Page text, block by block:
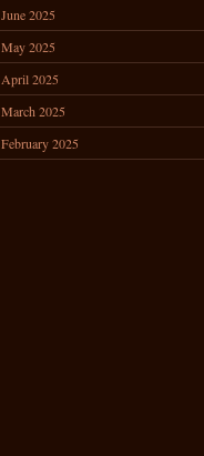
June 2025
May 2025
April 2025
March 2025
February 2025